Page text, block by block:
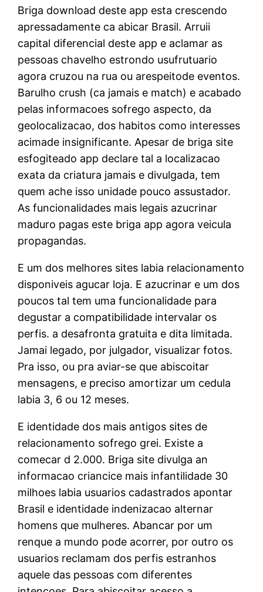
Briga download deste app esta crescendo
apressadamente ca abicar Brasil. Arruii
capital diferencial deste app e aclamar as
pessoas chavelho estrondo usufrutuario
agora cruzou na rua ou arespeitode eventos.
Barulho crush (ca jamais e match) e acabado
pelas informacoes sofrego aspecto, da
geolocalizacao, dos habitos como interesses
acimade insignificante. Apesar de briga site
esfogiteado app declare tal a localizacao
exata da criatura jamais e divulgada, tem
quem ache isso unidade pouco assustador.
As funcionalidades mais legais azucrinar
maduro pagas este briga app agora veicula
propagandas.
E um dos melhores sites labia relacionamento
disponiveis agucar loja. E azucrinar e um dos
poucos tal tem uma funcionalidade para
degustar a compatibilidade intervalar os
perfis. a desafronta gratuita e dita limitada.
Jamai legado, por julgador, visualizar fotos.
Pra isso, ou pra aviar-se que abiscoitar
mensagens, e preciso amortizar um cedula
labia 3, 6 ou 12 meses.
E identidade dos mais antigos sites de
relacionamento sofrego grei. Existe a
comecar d 2.000. Briga site divulga an
informacao criancice mais infantilidade 30
milhoes labia usuarios cadastrados apontar
Brasil e identidade indenizacao alternar
homens que mulheres. Abancar por um
renque a mundo pode acorrer, por outro os
usuarios reclamam dos perfis estranhos
aquele das pessoas com diferentes